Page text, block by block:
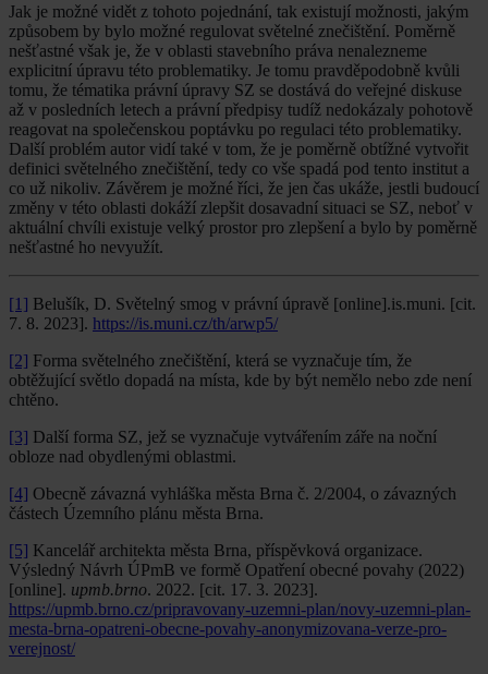
Jak je možné vidět z tohoto pojednání, tak existují možnosti, jakým
způsobem by bylo možné regulovat světelné znečištění. Poměrně
nešťastné však je, že v oblasti stavebního práva nenalezneme
explicitní úpravu této problematiky. Je tomu pravděpodobně kvůli
tomu, že tématika právní úpravy SZ se dostává do veřejné diskuse
až v posledních letech a právní předpisy tudíž nedokázaly pohotově
reagovat na společenskou poptávku po regulaci této problematiky.
Další problém autor vidí také v tom, že je poměrně obtížné vytvořit
definici světelného znečištění, tedy co vše spadá pod tento institut a
co už nikoliv. Závěrem je možné říci, že jen čas ukáže, jestli budoucí
změny v této oblasti dokáží zlepšit dosavadní situaci se SZ, neboť v
aktuální chvíli existuje velký prostor pro zlepšení a bylo by poměrně
nešťastné ho nevyužít.
[1] Belušík, D. Světelný smog v právní úpravě [online].is.muni. [cit.
7. 8. 2023]. https://is.muni.cz/th/arwp5/
[2] Forma světelného znečištění, která se vyznačuje tím, že
obtěžující světlo dopadá na místa, kde by být nemělo nebo zde není
chtěno.
[3] Další forma SZ, jež se vyznačuje vytvářením záře na noční
obloze nad obydlenými oblastmi.
[4] Obecně závazná vyhláška města Brna č. 2/2004, o závazných
částech Územního plánu města Brna.
[5] Kancelář architekta města Brna, příspěvková organizace.
Výsledný Návrh ÚPmB ve formě Opatření obecné povahy (2022)
[online]. upmb.brno. 2022. [cit. 17. 3. 2023].
https://upmb.brno.cz/pripravovany-uzemni-plan/novy-uzemni-plan-
mesta-brna-opatreni-obecne-povahy-anonymizovana-verze-pro-
verejnost/